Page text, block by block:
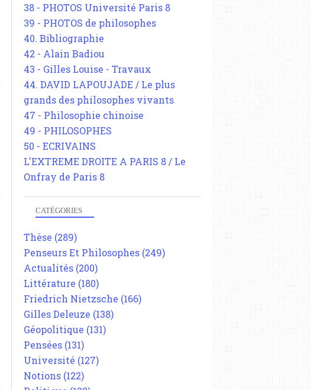
38 - PHOTOS Université Paris 8
39 - PHOTOS de philosophes
40. Bibliographie
42 - Alain Badiou
43 - Gilles Louise - Travaux
44. DAVID LAPOUJADE / Le plus
grands des philosophes vivants
47 - Philosophie chinoise
49 - PHILOSOPHES
50 - ECRIVAINS
L'EXTREME DROITE A PARIS 8 / Le
Onfray de Paris 8
CATÉGORIES
Thèse (289)
Penseurs Et Philosophes (249)
Actualités (200)
Littérature (180)
Friedrich Nietzsche (166)
Gilles Deleuze (138)
Géopolitique (131)
Pensées (131)
Université (127)
Notions (122)